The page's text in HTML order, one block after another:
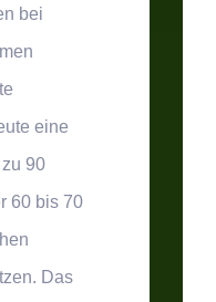
bei
eine
90
60 bis 70
Das